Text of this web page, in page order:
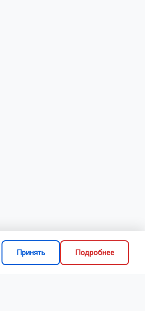
Принять Подробнее